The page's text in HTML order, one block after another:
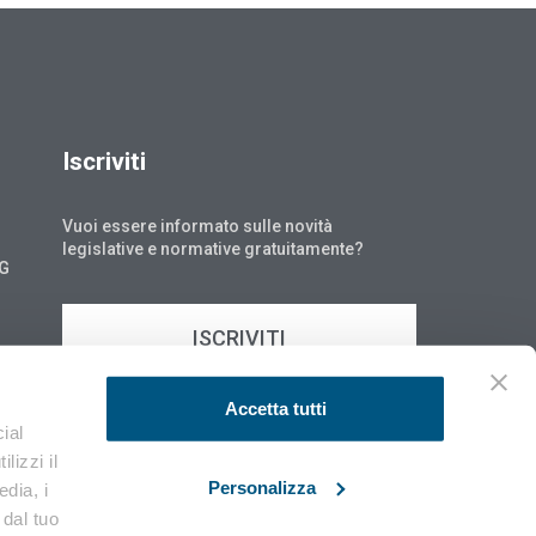
il
i
tuo
Accetta tutti
Personalizza
Iscriviti
Vuoi essere informato sulle novità
legislative e normative gratuitamente?
ISCRIVITI